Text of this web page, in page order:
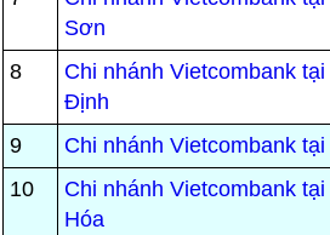
Sơn
8
Chi nhánh Vietcombank
Định
9 Chi nhánh Vietcombank
10
Chi nhánh Vietcombank tại
Hóa